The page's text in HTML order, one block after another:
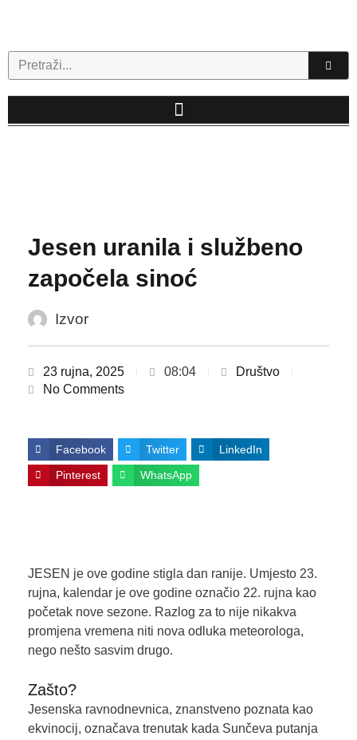
Search
Jesen uranila i službeno
započela sinoć
Izvor
23 rujna, 2025 08:04
Društvo
No Comments
Facebook Twitter LinkedIn
Pinterest WhatsApp
JESEN je ove godine stigla dan ranije. Umjesto 23.
rujna, kalendar je ove godine označio 22. rujna kao
početak nove sezone. Razlog za to nije nikakva
promjena vremena niti nova odluka meteorologa,
nego nešto sasvim drugo.
Zašto?
Jesenska ravnodnevnica, znanstveno poznata kao
ekvinocij, označava trenutak kada Sunčeva putanja